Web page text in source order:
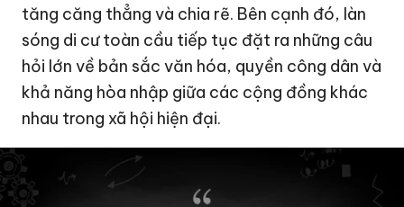
tăng căng thẳng và chia rẽ. Bên cạnh đó, làn
sóng di cư toàn cầu tiếp tục đặt ra những câu
hỏi lớn về bản sắc văn hóa, quyền công dân và
khả năng hòa nhập giữa các cộng đồng khác
nhau trong xã hội hiện đại.